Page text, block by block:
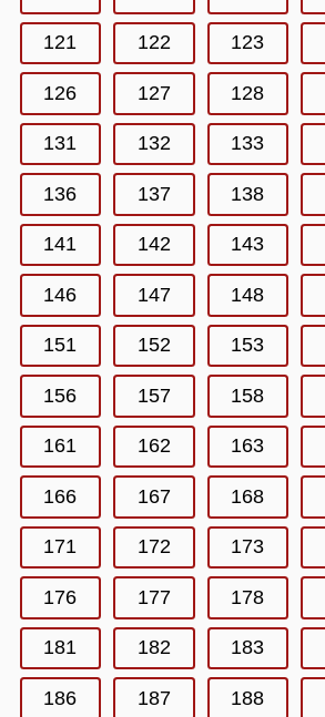
121 122 123
126 127 128
131 132 133
136 137 138
141 142 143
146 147 148
151 152 153
156 157 158
161 162 163
166 167 168
171 172 173
176 177 178
181 182 183
186 187 188